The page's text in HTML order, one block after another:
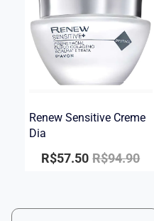
Renew Sensitive Creme
Dia
R$94.90
R$57.50